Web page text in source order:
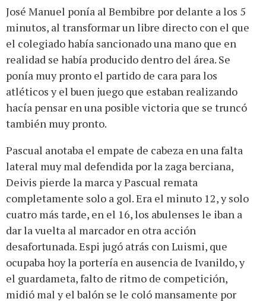
José Manuel ponía al Bembibre por delante a los 5
minutos, al transformar un libre directo con el que
el colegiado había sancionado una mano que en
realidad se había producido dentro del área. Se
ponía muy pronto el partido de cara para los
atléticos y el buen juego que estaban realizando
hacía pensar en una posible victoria que se truncó
también muy pronto.
Pascual anotaba el empate de cabeza en una falta
lateral muy mal defendida por la zaga berciana,
Deivis pierde la marca y Pascual remata
completamente solo a gol. Era el minuto 12, y solo
cuatro más tarde, en el 16, los abulenses le iban a
dar la vuelta al marcador en otra acción
desafortunada. Espi jugó atrás con Luismi, que
ocupaba hoy la portería en ausencia de Ivanildo, y
el guardameta, falto de ritmo de competición,
midió mal y el balón se le coló mansamente por